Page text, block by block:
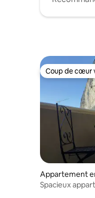
Coup de cœur
Coup de cœur
Appartement
Gibraltar
Spacieux